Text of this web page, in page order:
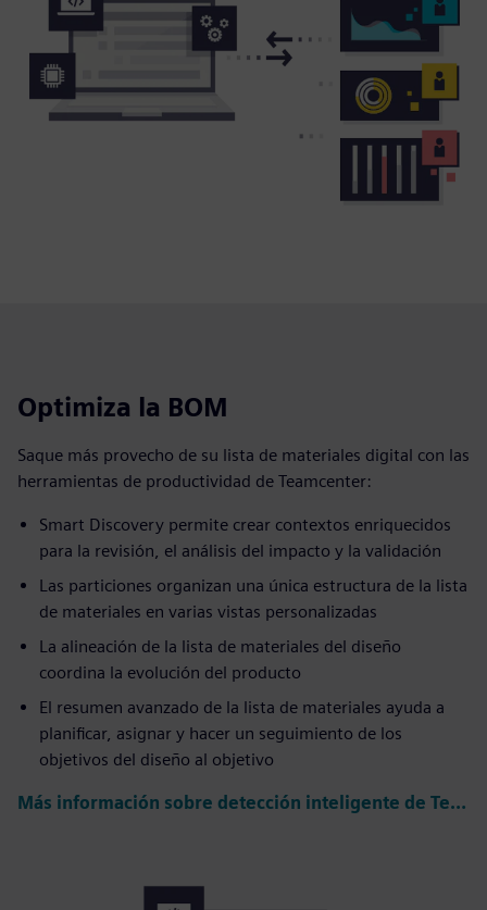
Optimiza la BOM
Saque más provecho de su lista de materiales digital con las
herramientas de productividad de Teamcenter:
Smart Discovery permite crear contextos enriquecidos
para la revisión, el análisis del impacto y la validación
Las particiones organizan una única estructura de la lista
de materiales en varias vistas personalizadas
La alineación de la lista de materiales del diseño
coordina la evolución del producto
El resumen avanzado de la lista de materiales ayuda a
planificar, asignar y hacer un seguimiento de los
objetivos del diseño al objetivo
Más información sobre detección inteligente de Teamcenter